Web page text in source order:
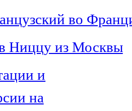
во
Ниццу из Москвы
и
на